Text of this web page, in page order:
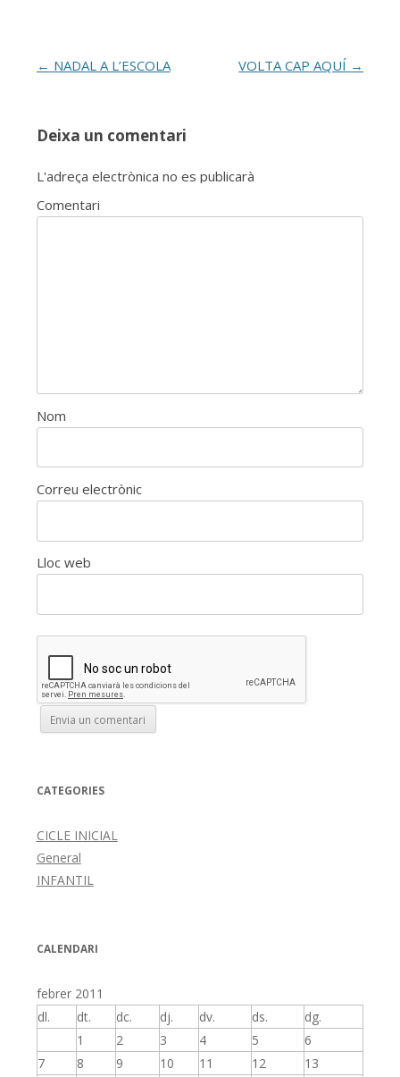
Post
← NADAL A L’ESCOLA VOLTA CAP AQUÍ →
Deixa un comentari
L'adreça electrònica no es publicarà
Comentari
Nom
Correu electrònic
Lloc web
CATEGORIES
CICLE INICIAL
General
INFANTIL
CALENDARI
febrer 2011
dl.
dt. dc. dj. dv. ds. dg.
1 2 3 4 5
6
7
8 9 10 11 12
13